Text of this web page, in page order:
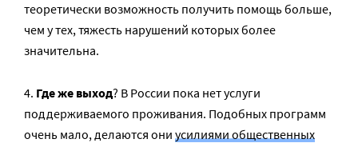
теоретически возможность получить помощь больше,
чем у тех, тяжесть нарушений которых более
значительна.
4. Где же выход? В России пока нет услуги
поддерживаемого проживания. Подобных программ
очень мало, делаются они усилиями общественных